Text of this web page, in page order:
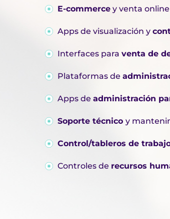
E-commerce y venta online
Apps de visualización y
Interfaces para venta de
Plataformas de
Apps de administración
Soporte técnico y
Control/tableros de
Controles de recursos